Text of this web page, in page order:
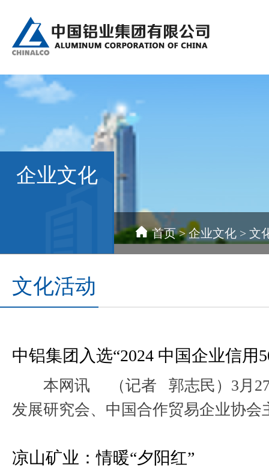
首页>企业文化 > 文
企业文化
文化活动
中铝集团入选“2024 中国企业信用
本网讯 （记者 郭志民）3月27
发展研究会、中国合作贸易企业协会
凉山矿业：情暖“夕阳红”